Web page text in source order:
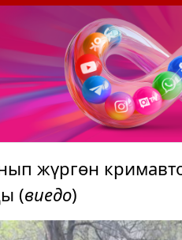
жүргөн
(виедо)